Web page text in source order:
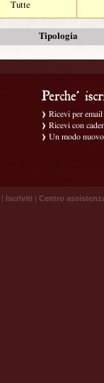
Tutte
Tipologia
Ricevi per
Ricevi con
Un modo
| Iscriviti | Centro